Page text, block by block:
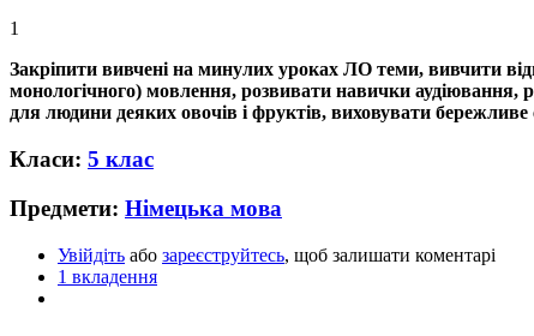
1
Закріпити вивчені на минулих уроках ЛО теми, вивчити
монологічного) мовлення, розвивати навички аудіювання,
для людини деяких овочів і фруктів, виховувати
Класи: 5 клас
Предмети: Німецька мова
Увійдіть або зареєструйтесь, щоб залишати коментарі
1 вкладення